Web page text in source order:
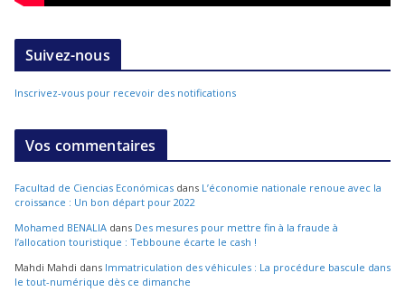
Suivez-nous
Inscrivez-vous pour recevoir des notifications
Vos commentaires
Facultad de Ciencias Económicas dans L’économie nationale renoue avec la
croissance : Un bon départ pour 2022
Mohamed BENALIA dans Des mesures pour mettre fin à la fraude à
l’allocation touristique : Tebboune écarte le cash !
Mahdi Mahdi dans Immatriculation des véhicules : La procédure bascule dans
le tout-numérique dès ce dimanche